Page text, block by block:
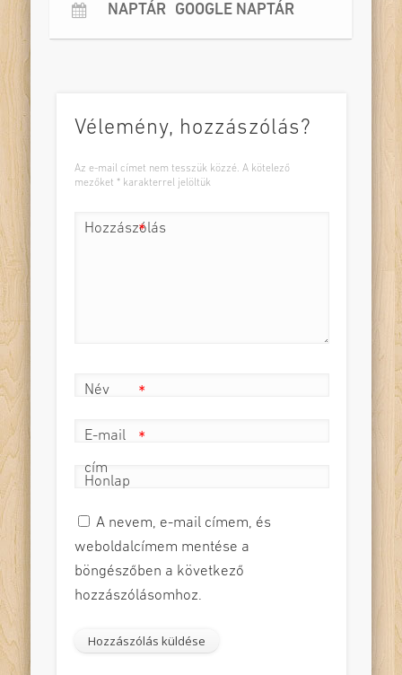
NAPTÁR GOOGLE NAPTÁR
Vélemény, hozzászólás?
Az e-mail címet nem tesszük közzé. A kötelező
mezőket * karakterrel jelöltük
Hozzászólás
*
Név *
E-mail
cím
*
Honlap
A nevem, e-mail címem, és
weboldalcímem mentése a
böngészőben a következő
hozzászólásomhoz.